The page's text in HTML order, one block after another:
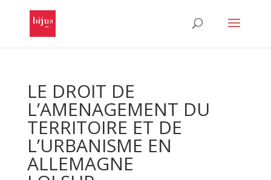
LE DROIT DE
L’AMENAGEMENT DU
TERRITOIRE ET DE
L’URBANISME EN
ALLEMAGNE